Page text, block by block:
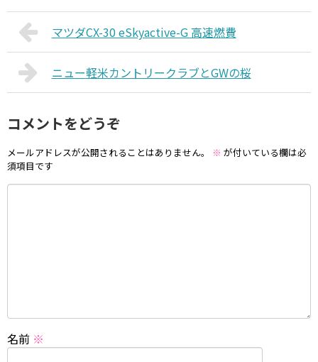
マツダCX-30 eSkyactive-G 高速燃費
ニュー軽米カントリークラブとGWの桜
コメントをどうぞ
メールアドレスが公開されることはありません。 ※ が付いている欄は必
須項目です
名前 ※